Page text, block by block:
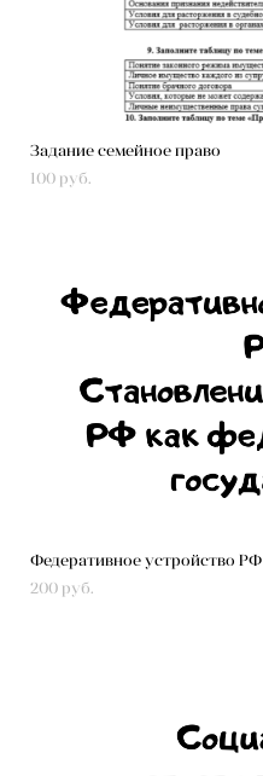
Задание семейное право
100 pуб.
Федеративное устройство РФ
200 pуб.